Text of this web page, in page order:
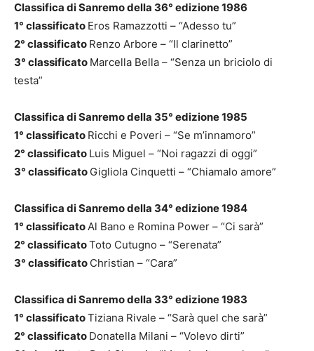
Classifica di Sanremo della 36° edizione 1986
1° classificato Eros Ramazzotti – “Adesso tu”
2° classificato Renzo Arbore – “Il clarinetto”
3° classificato Marcella Bella – “Senza un briciolo di
testa”
Classifica di Sanremo della 35° edizione 1985
1° classificato Ricchi e Poveri – “Se m’innamoro”
2° classificato Luis Miguel – “Noi ragazzi di oggi”
3° classificato Gigliola Cinquetti – “Chiamalo amore”
Classifica di Sanremo della 34° edizione 1984
1° classificatoAl Bano e Romina Power – “Ci sarà”
2° classificatoToto Cutugno – “Serenata”
3° classificato Christian – “Cara”
Classifica di Sanremo della 33° edizione 1983
1° classificatoTiziana Rivale – “Sarà quel che sarà”
2° classificato Donatella Milani – “Volevo dirti”